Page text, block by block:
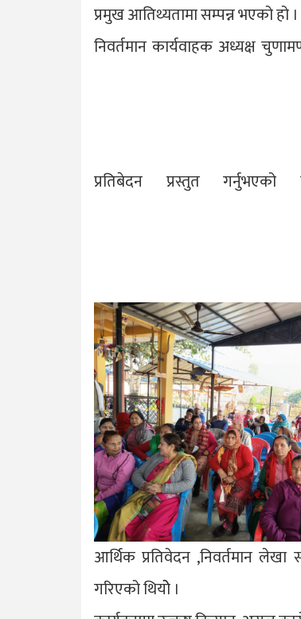
प्रमुख आतिथ्यतामा सम्पन्न भएको हो ।
निवर्तमान कार्यवाहक अध्यक्ष
प्रतिबेदन प्रस्तुत गर्नुभएको
आर्थिक प्रतिवेदन ,निवर्तमान
गरिएको थियोे ।